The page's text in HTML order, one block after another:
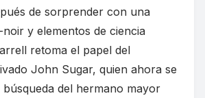
de sorprender con una
y elementos de ciencia
retoma el papel del
John Sugar, quien ahora se
del hermano mayor